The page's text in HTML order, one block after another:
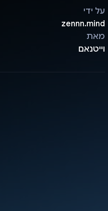
על ידי
zennn.mind
מאת
וייטנאם